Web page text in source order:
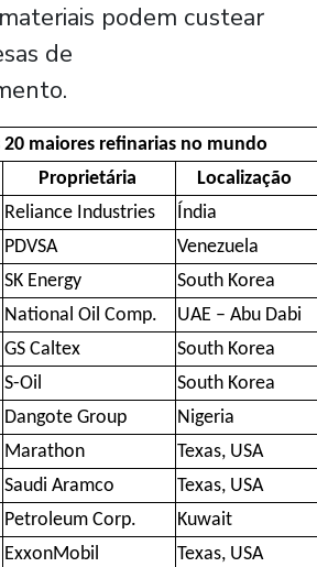
podem custear
de
20 maiores refinarias no mundo
Proprietária
Localização
Reliance Industries
Índia
PDVSA
Venezuela
SK Energy
South Korea
National Oil Comp.
UAE – Abu Dabi
GS Caltex
South Korea
S-Oil
South Korea
Dangote Group
Nigeria
Marathon
Texas, USA
Saudi Aramco
Texas, USA
Petroleum Corp.
Kuwait
ExxonMobil
Texas, USA